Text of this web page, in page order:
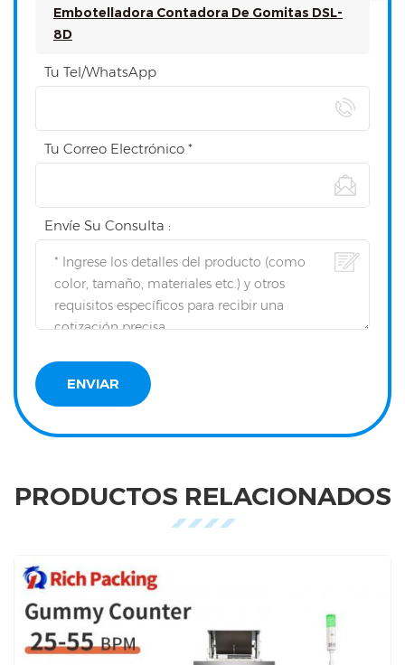
Embotelladora Contadora De Gomitas DSL-
8D
Tu Tel/WhatsApp
Tu Correo Electrónico *
Envíe Su Consulta :
PRODUCTOS RELACIONADOS